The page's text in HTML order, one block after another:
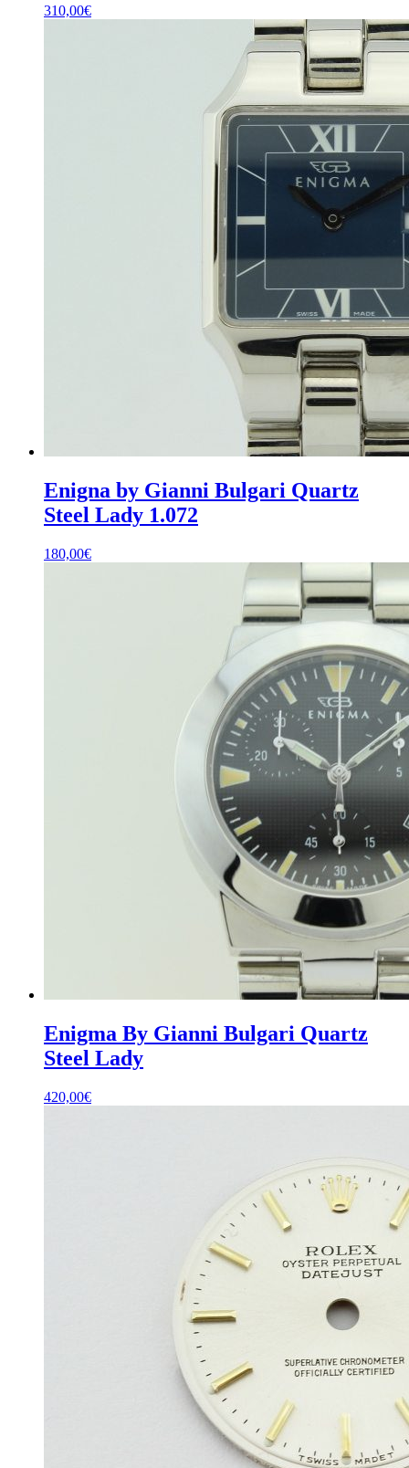
310,00€
Enigna by Gianni Bulgari Quartz
Steel Lady 1.072
180,00€
Enigma By Gianni Bulgari Quartz
Steel Lady
420,00€